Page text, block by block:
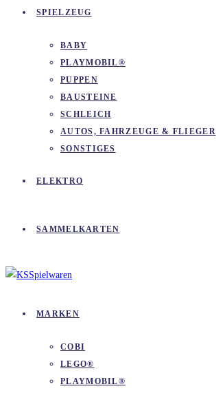
SPIELZEUG
BABY
PLAYMOBIL®
PUPPEN
BAUSTEINE
SCHLEICH
AUTOS, FAHRZEUGE & FLIEGER
SONSTIGES
ELEKTRO
SAMMELKARTEN
MARKEN
COBI
LEGO®
PLAYMOBIL®